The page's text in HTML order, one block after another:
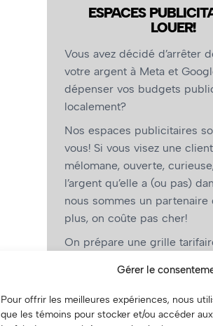
Gérer le
Pour offrir les meilleures expériences, nous
que les témoins pour stocker et/ou accéder
ESPACES
LOUER!
Vous avez décidé d’arrêter
votre argent à Meta et
dépenser vos budgets
localement?
Nos espaces publicitaires
vous! Si vous visez une
mélomane, ouverte,
l’argent qu’elle a (ou pas)
nous sommes un partenaire
plus, on coûte pas cher!
On prépare une grille
vous, les artistes!)